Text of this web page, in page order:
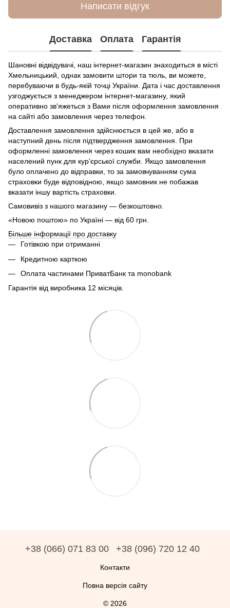
Написати відгук
Доставка Оплата Гарантія
Шановні відвідувачі, наш інтернет-магазин знаходиться в місті
Хмельницький, однак замовити штори та тюль, ви можете,
перебуваючи в будь-якій точці України. Дата і час доставлення
узгоджується з менеджером інтернет-магазину, який
оперативно зв'яжеться з Вами після оформлення замовлення
на сайті або замовлення через телефон.
Доставлення замовлення здійснюється в цей же, або в
наступний день після підтвердження замовлення. При
оформленні замовлення через кошик вам необхідно вказати
населений пунк для кур'єрської служби. Якщо замовлення
було оплачено до відправки, то за замовчуванням сума
страховки буде відповідною, якщо замовник не побажав
вказати іншу вартість страховки.
Самовивіз з нашого магазину — безкоштовно.
«Новою поштою» по Україні — від 60 грн.
Більше інформації про доставку
Готівкою при отриманні
Кредитною карткою
Оплата частинами ПриватБанк та monobank
Гарантія від виробника 12 місяців.
+38 (066) 071 83 00 +38 (096) 720 12 40
Контакти
Повна версія сайту
© 2026